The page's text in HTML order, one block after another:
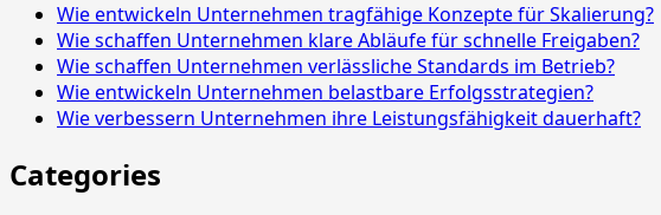
Wie entwickeln Unternehmen tragfähige Konzepte für Skalierung?
Wie schaffen Unternehmen klare Abläufe für schnelle Freigaben?
Wie schaffen Unternehmen verlässliche Standards im Betrieb?
Wie entwickeln Unternehmen belastbare Erfolgsstrategien?
Wie verbessern Unternehmen ihre Leistungsfähigkeit dauerhaft?
Categories